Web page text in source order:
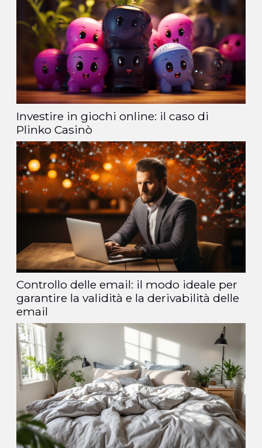
Investire in giochi online: il caso di
Plinko Casinò
Controllo delle email: il modo ideale per
garantire la validità e la derivabilità delle
email